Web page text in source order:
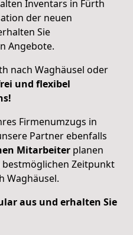
Inventars in Fürth
der neuen
Sie
Angebote.
nach Waghäusel oder
und flexibel
Firmenumzugs in
Partner ebenfalls
Mitarbeiter planen
Zeitpunkt
Waghäusel.
aus und erhalten Sie